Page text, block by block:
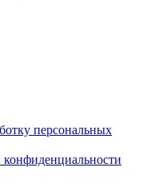
персональных
конфиденциальности